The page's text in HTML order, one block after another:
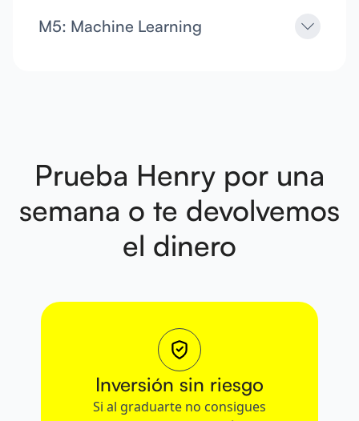
M5: Machine Learning
Prueba Henry por una
semana o te devolvemos
el dinero
Inversión sin riesgo
Si al graduarte no consigues